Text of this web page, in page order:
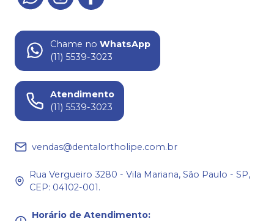
Chame no WhatsApp
(11) 5539-3023
Atendimento
(11) 5539-3023
vendas@dentalortholipe.com.br
Rua Vergueiro 3280 - Vila Mariana, São Paulo - SP,
CEP: 04102-001.
Horário de Atendimento: